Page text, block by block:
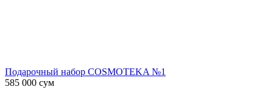
Подарочный набор COSMOTEKA №1
585 000 сум